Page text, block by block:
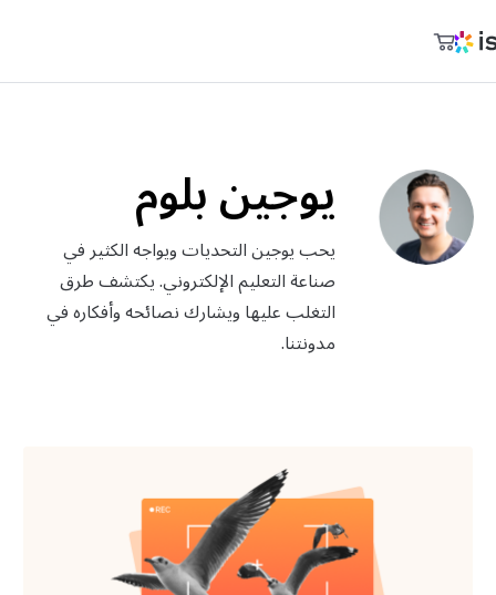
التسعير
الشركة
المجتمع
يوجين بلوم
يحب يوجين التحديات ويواجه الكثير في
صناعة التعليم الإلكتروني. يكتشف طرق
التغلب عليها ويشارك نصائحه وأفكاره في
مدونتنا.